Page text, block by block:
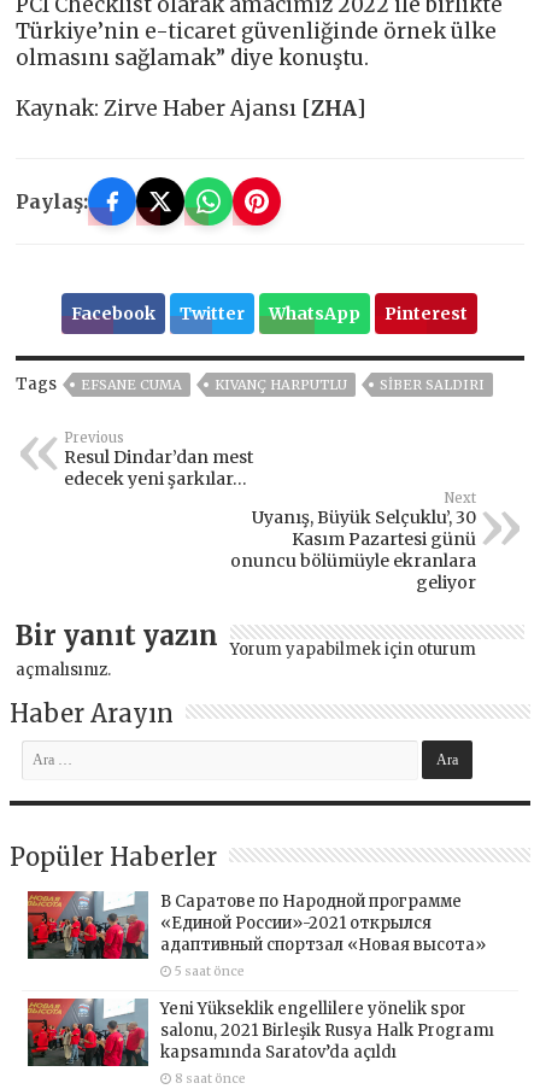
Türkiye’nin e-ticaret güvenliğinde örnek ülke
olmasını sağlamak” diye konuştu.
Kaynak: Zirve Haber Ajansı [ZHA]
Paylaş:
Facebook Twitter WhatsApp Pinterest
Tags EFSANE CUMA KIVANÇ HARPUTLU SIBER SALDIRI
Previous
Resul Dindar’dan mest
edecek yeni şarkılar…
Next
Uyanış, Büyük Selçuklu’, 30
Kasım Pazartesi günü
onuncu bölümüyle ekranlara
geliyor
Bir yanıt yazın Yorum yapabilmek için oturum
açmalısınız.
Haber Arayın
Popüler Haberler
В Саратове по Народной программе
«Единой России»-2021 открылся
адаптивный спортзал «Новая высота»
5 saat önce
Yeni Yükseklik engellilere yönelik spor
salonu, 2021 Birleşik Rusya Halk Programı
kapsamında Saratov’da açıldı
8 saat önce